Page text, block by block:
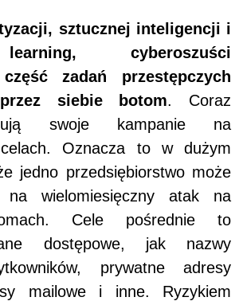
sztucznej inteligencji i
cyberoszuści
zadań przestępczych
siebie botom. Coraz
swoje kampanie na
celach. Oznacza to w dużym
jedno przedsiębiorstwo może
na wielomiesięczny atak na
Cele pośrednie to
dostępowe, jak nazwy
prywatne adresy
mailowe i inne. Ryzykiem